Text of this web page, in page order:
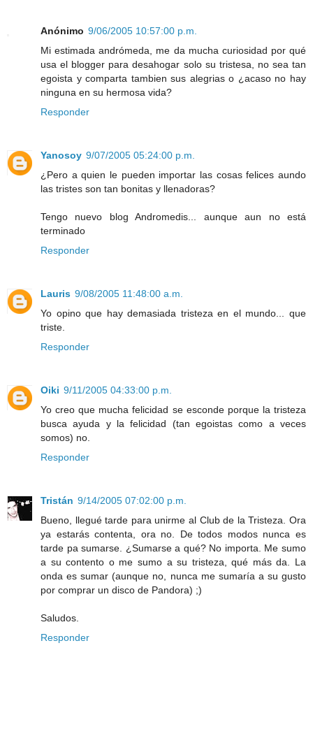
Anónimo 9/06/2005 10:57:00 p.m.
Mi estimada andrómeda, me da mucha curiosidad por qué
usa el blogger para desahogar solo su tristesa, no sea tan
egoista y comparta tambien sus alegrias o ¿acaso no hay
ninguna en su hermosa vida?
Responder
Yanosoy 9/07/2005 05:24:00 p.m.
¿Pero a quien le pueden importar las cosas felices aundo
las tristes son tan bonitas y llenadoras?
Tengo nuevo blog Andromedis... aunque aun no está
terminado
Responder
Lauris 9/08/2005 11:48:00 a.m.
Yo opino que hay demasiada tristeza en el mundo... que
triste.
Responder
Oiki 9/11/2005 04:33:00 p.m.
Yo creo que mucha felicidad se esconde porque la tristeza
busca ayuda y la felicidad (tan egoistas como a veces
somos) no.
Responder
Tristán 9/14/2005 07:02:00 p.m.
Bueno, llegué tarde para unirme al Club de la Tristeza. Ora
ya estarás contenta, ora no. De todos modos nunca es
tarde pa sumarse. ¿Sumarse a qué? No importa. Me sumo
a su contento o me sumo a su tristeza, qué más da. La
onda es sumar (aunque no, nunca me sumaría a su gusto
por comprar un disco de Pandora) ;)
Saludos.
Responder